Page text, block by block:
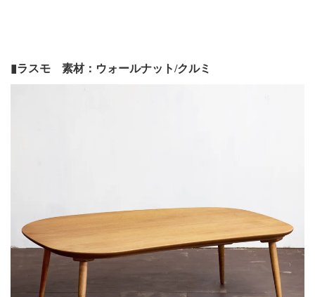
▮ラスモ 素材：ウォールナット/クルミ